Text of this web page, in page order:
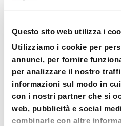
Questo sito web utilizza i
Utilizziamo i cookie per
annunci, per fornire
per analizzare il nostro
informazioni sul modo in
con i nostri partner che si
web, pubblicità e social
combinarle con altre
Richiedi maggiori
informazioni su Portelli,
Tripodi e Tornelli